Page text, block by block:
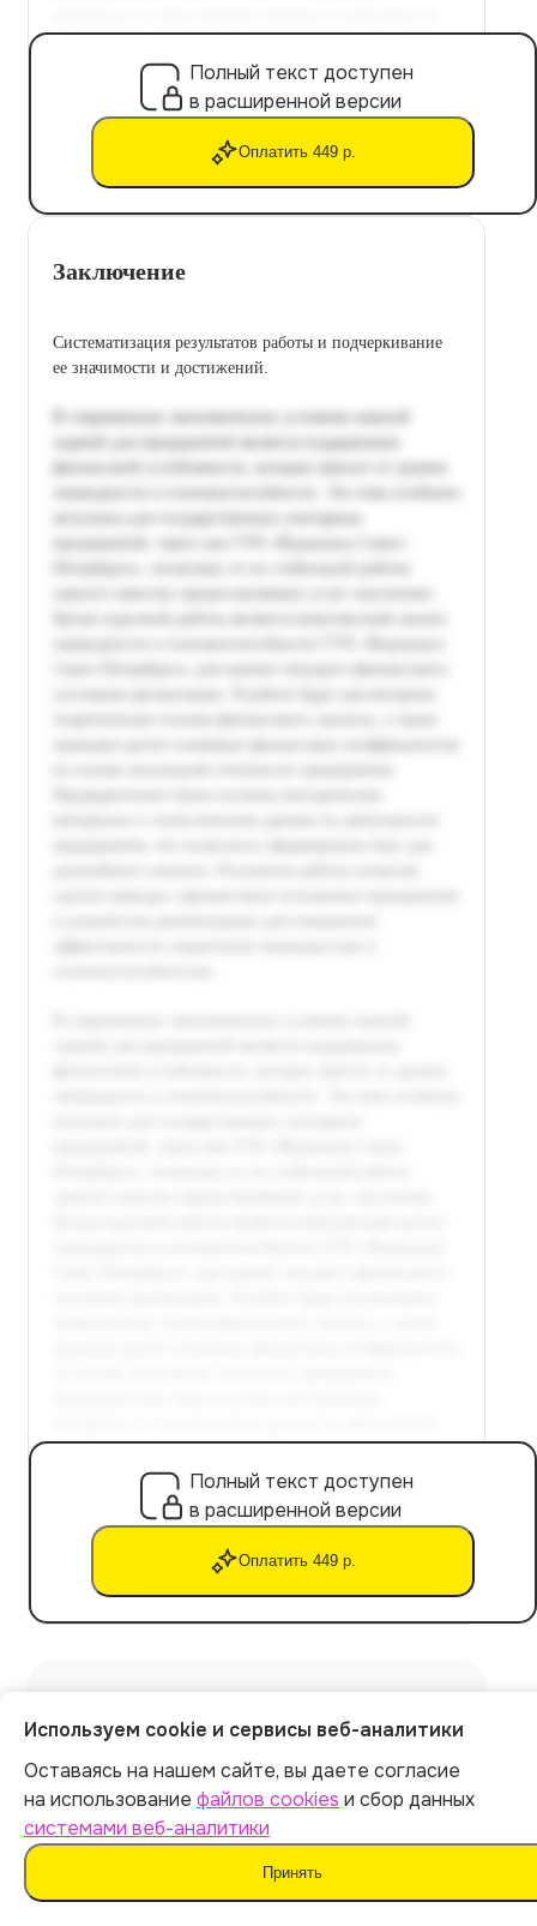
Полный текст доступен
в расширенной версии
Оплатить 449 р.
Заключение
Систематизация результатов работы и подчеркивание
ее значимости и достижений.
Полный текст доступен
в расширенной версии
Оплатить 449 р.
Расчет стоимости
Экспорт файла в Word
Уникальность текста: от 90%
Не обнаруживается ИИ-детекторами
Готовая курсовая работа за 5 минут
Используем cookie и сервисы веб-аналитики
Оставаясь на нашем сайте, вы даете согласие
на использование файлов cookies и сбор данных
системами веб-аналитики
Принять